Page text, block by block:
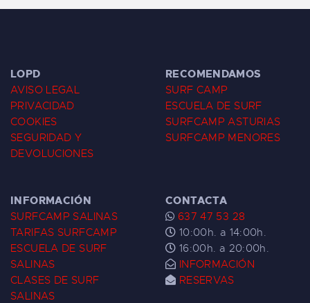
LOPD
AVISO LEGAL
PRIVACIDAD
COOKIES
SEGURIDAD Y
DEVOLUCIONES
RECOMENDAMOS
SURF CAMP
ESCUELA DE SURF
SURFCAMP ASTURIAS
SURFCAMP MENORES
INFORMACIÓN
SURFCAMP SALINAS
TARIFAS SURFCAMP
ESCUELA DE SURF
SALINAS
CLASES DE SURF
SALINAS
CONTACTA
637 47 53 28
10:00h. a 14:00h.
16:00h. a 20:00h.
INFORMACIÓN
RESERVAS